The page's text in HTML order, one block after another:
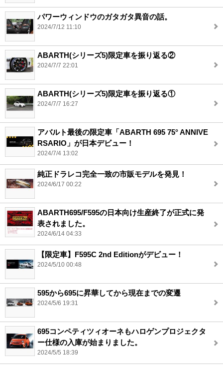
パワーウィンドウのガタガタ異音の話。
2024/7/12 11:10
ABARTH(シリーズ5)限定車を振り返る②
2024/7/7 22:01
ABARTH(シリーズ5)限定車を振り返る①
2024/7/7 16:27
アバルト最後の限定車「ABARTH 695 75° ANNIVE
RSARIO」が日本デビュー！
2024/7/4 13:02
純正ドラレコ完全一致の市販モデルを発見！
2024/6/17 00:22
ABARTH695/F595の日本向け生産終了が正式に発
表されました。
2024/6/14 04:33
【限定車】F595C 2nd Editionがデビュー！
2024/5/10 00:48
595から695に昇華してから現在までの変遷
2024/5/6 19:31
695コンペティツィオーネもハロゲンプロジェクタ
ー仕様の入庫が始まりました。
2024/5/5 18:39